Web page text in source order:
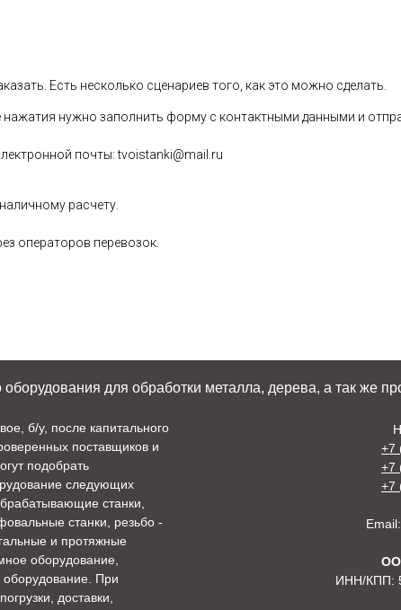
Есть несколько сценариев того, как это можно сделать.
нажатия нужно заполнить форму с контактными данными и
почты: tvoistanki@mail.ru
расчету.
операторов перевозок.
для обработки металла, дерева, а так же
б/у, после капитального
поставщиков и
подобрать
следующих
станки,
станки, резьбо -
и протяжные
оборудование,
оборудование. При
доставки,
+7
+7
+7
Email:
ИНН/КПП: